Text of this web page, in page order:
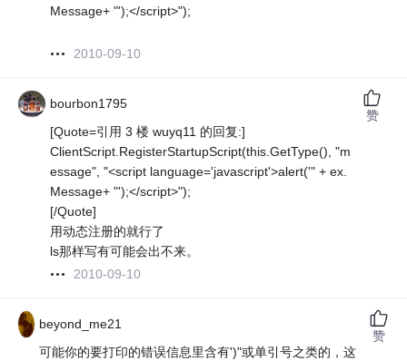
Message+ "');</script>");
2010-09-10
bourbon1795
[Quote=引用 3 楼 wuyq11 的回复:]
ClientScript.RegisterStartupScript(this.GetType(), "m
essage", "<script language='javascript'>alert('" + ex.
Message+ "');</script>");
[/Quote]
用动态注册的就行了
ls那样写有可能会出不来。
2010-09-10
赞
beyond_me21
可能你的要打印的错误信息里含有')"或单引号之类的，这
赞